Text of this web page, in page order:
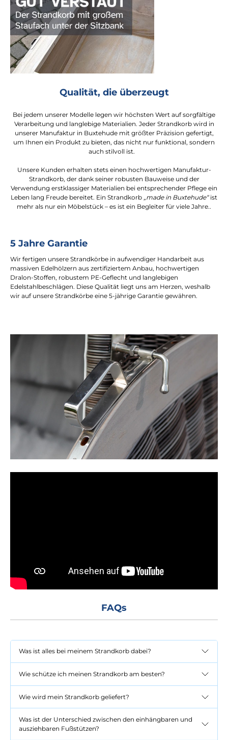
Qualität, die überzeugt
Bei jedem unserer Modelle legen wir höchsten Wert auf sorgfältige
Verarbeitung und langlebige Materialien. Jeder Strandkorb wird in
unserer Manufaktur in Buxtehude mit größter Präzision gefertigt,
um Ihnen ein Produkt zu bieten, das nicht nur funktional, sondern
auch stilvoll ist.
Unsere Kunden erhalten stets einen hochwertigen Manufaktur-
Strandkorb, der dank seiner robusten Bauweise und der
Verwendung erstklassiger Materialien bei entsprechender Pflege ein
Leben lang Freude bereitet. Ein Strandkorb „made in Buxtehude“ist
mehr als nur ein Möbelstück – es ist ein Begleiter für viele Jahre..
5 Jahre Garantie
Wir fertigen unsere Strandkörbe in aufwendiger Handarbeit aus
massiven Edelhölzern aus zertifiziertem Anbau, hochwertigen
Dralon-Stoffen, robustem PE-Geflecht und langlebigen
Edelstahlbeschlägen. Diese Qualität liegt uns am Herzen, weshalb
wir auf unsere Strandkörbe eine 5-jährige Garantie gewähren.
FAQs
Was ist alles bei meinem Strandkorb dabei?
Wie schütze ich meinen Strandkorb am besten?
Wie wird mein Strandkorb geliefert?
Was ist der Unterschied zwischen den einhängbaren und
ausziehbaren Fußstützen?